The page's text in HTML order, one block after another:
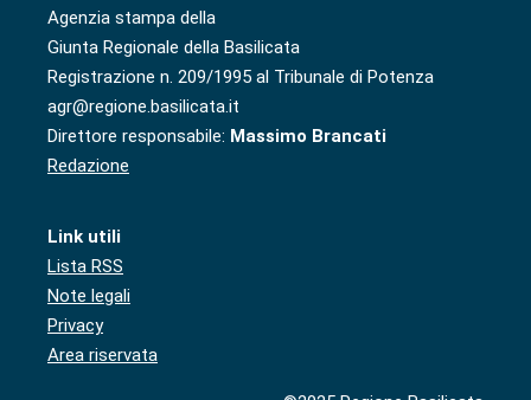
Agenzia stampa della
Giunta Regionale della Basilicata
Registrazione n. 209/1995 al Tribunale di Potenza
agr@regione.basilicata.it
Direttore responsabile: Massimo Brancati
Redazione
Link utili
Lista RSS
Note legali
Privacy
Area riservata